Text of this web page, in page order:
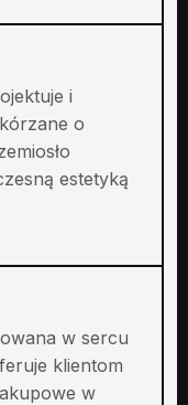
i
o
estetyką
w sercu
klientom
w